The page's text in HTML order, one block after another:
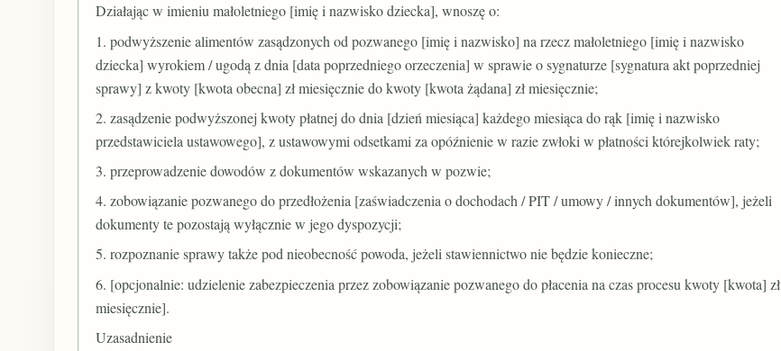
Działając w imieniu małoletniego [imię i nazwisko dziecka], wnoszę o:
1. podwyższenie alimentów zasądzonych od pozwanego [imię i nazwisko] na rzecz małoletniego [imię i nazwisko
dziecka] wyrokiem / ugodą z dnia [data poprzedniego orzeczenia] w sprawie o sygnaturze [sygnatura akt poprzedniej
sprawy] z kwoty [kwota obecna] zł miesięcznie do kwoty [kwota żądana] zł miesięcznie;
2. zasądzenie podwyższonej kwoty płatnej do dnia [dzień miesiąca] każdego miesiąca do rąk [imię i nazwisko
przedstawiciela ustawowego], z ustawowymi odsetkami za opóźnienie w razie zwłoki w płatności którejkolwiek raty;
3. przeprowadzenie dowodów z dokumentów wskazanych w pozwie;
4. zobowiązanie pozwanego do przedłożenia [zaświadczenia o dochodach / PIT / umowy / innych dokumentów], jeżeli
dokumenty te pozostają wyłącznie w jego dyspozycji;
5. rozpoznanie sprawy także pod nieobecność powoda, jeżeli stawiennictwo nie będzie konieczne;
6. [opcjonalnie: udzielenie zabezpieczenia przez zobowiązanie pozwanego do płacenia na czas procesu kwoty [kwota] zł
miesięcznie].
Uzasadnienie